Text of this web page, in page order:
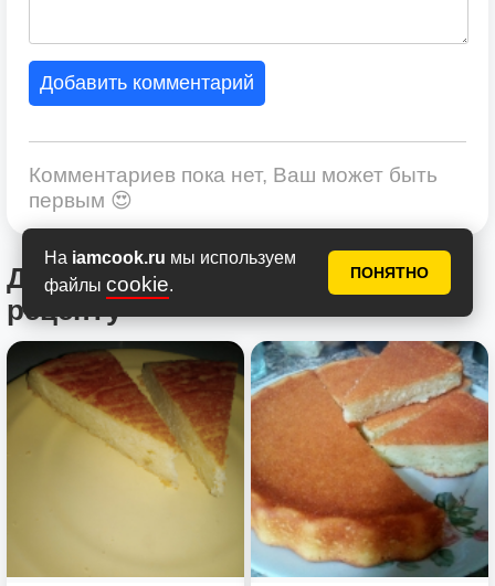
На iamcook.ru мы используем
файлы cookie.
ПОНЯТНО
Добавить комментарий
Комментариев пока нет, Ваш может быть
первым 😍
Другие фотоотчеты по этому
рецепту